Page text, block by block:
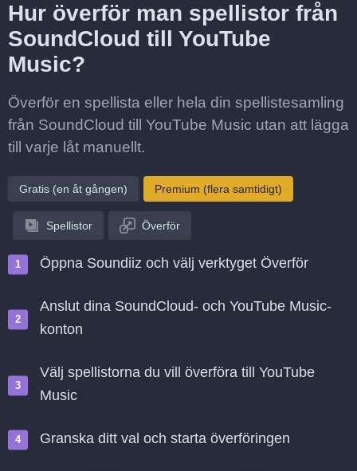
Hur överför man spellistor från
SoundCloud till YouTube
Music?
Överför en spellista eller hela din spellistesamling
från SoundCloud till YouTube Music utan att lägga
till varje låt manuellt.
Gratis (en åt gången) Premium (flera samtidigt)
Spellistor Överför
Öppna Soundiiz och välj verktyget Överför
Anslut dina SoundCloud- och YouTube Music-
konton
Välj spellistorna du vill överföra till YouTube
Music
Granska ditt val och starta överföringen